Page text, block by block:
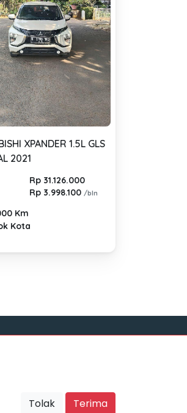
XPANDER 1.5L GLS
2021
Rp 31.126.000
Rp 3.998.100/bln
Km
Kota
Tolak Terima